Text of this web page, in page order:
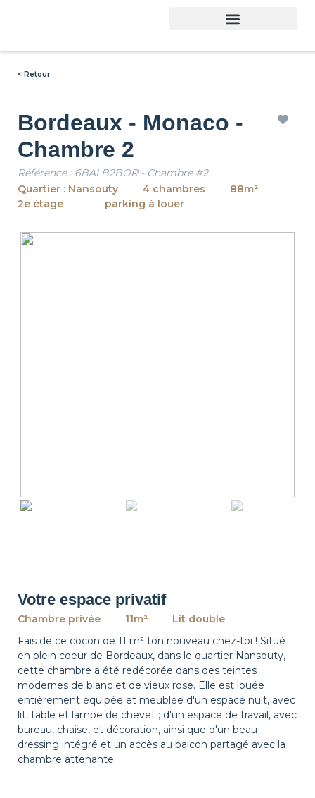
< Retour
Bordeaux - Monaco -
Chambre 2
Référence : 6BALB2BOR - Chambre #2
Quartier : Nansouty
4 chambres
88m²
2e étage
parking à louer
Votre espace privatif
Chambre privée 11m²
Lit double
Fais de ce cocon de 11 m² ton nouveau chez-toi ! Situé
en plein coeur de Bordeaux, dans le quartier Nansouty,
cette chambre a été redécorée dans des teintes
modernes de blanc et de vieux rose. Elle est louée
entièrement équipée et meublée d'un espace nuit, avec
lit, table et lampe de chevet ; d'un espace de travail, avec
bureau, chaise, et décoration, ainsi que d'un beau
dressing intégré et un accès au balcon partagé avec la
chambre attenante.